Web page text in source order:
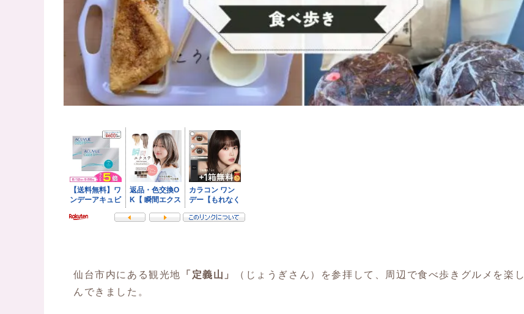
仙台市内にある観光地 「定義山」
（じょうぎさん）を参拝して、周辺で食べ歩きグルメを楽し
んできました。